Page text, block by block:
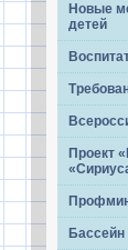
Новые
детей
Проект